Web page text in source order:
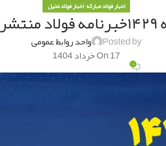
اخبار فولاد مبارکه,اخبار فولاد متیل
شد
Posted by واحد روابط عمومی
On 17 خرداد 1404 ۰